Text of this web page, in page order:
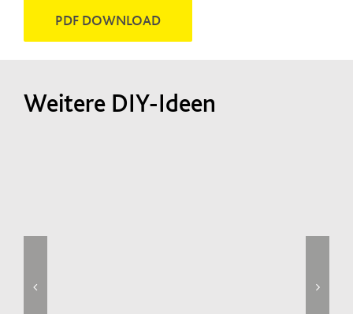
PDF DOWNLOAD
Weitere DIY-Ideen